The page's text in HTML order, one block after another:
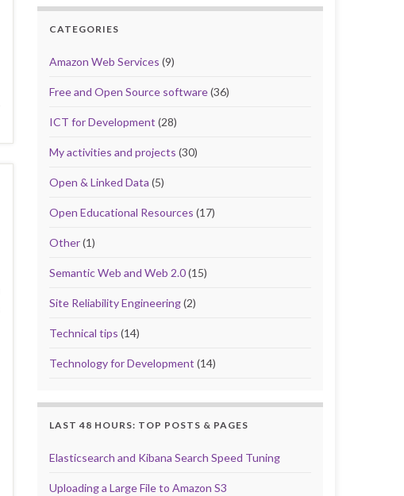
CATEGORIES
Amazon Web Services (9)
Free and Open Source software(36)
ICT for Development (28)
My activities and projects (30)
Open & Linked Data (5)
Open Educational Resources (17)
Other(1)
Semantic Web and Web 2.0(15)
Site Reliability Engineering(2)
Technical tips (14)
Technology for Development (14)
LAST 48 HOURS: TOP POSTS & PAGES
Elasticsearch and Kibana Search Speed Tuning
Uploading a Large File to Amazon S3